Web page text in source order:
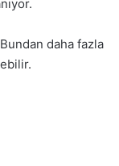
daha fazla